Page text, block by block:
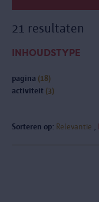
21 resultaten
INHOUDSTYPE
pagina (18)
activiteit (3)
Sorteren op: Relevantie